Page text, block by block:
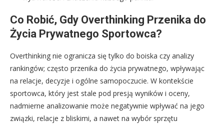
Co Robić, Gdy Overthinking Przenika do
Życia Prywatnego Sportowca?
Overthinking nie ogranicza się tylko do boiska czy analizy
rankingów; często przenika do życia prywatnego, wpływając
na relacje, decyzje i ogólne samopoczucie. W kontekście
sportowca, który jest stale pod presją wyników i oceny,
nadmierne analizowanie może negatywnie wpływać na jego
związki, relacje z bliskimi, a nawet na wybór sprzętu